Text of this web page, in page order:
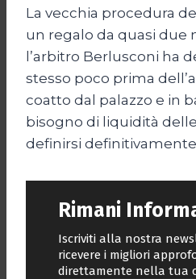
La vecchia procedura
un regalo da quasi due
l’arbitro Berlusconi ha
stesso poco prima
coatto dal palazzo e in
bisogno di liquidità
definirsi
Rimani
Iscriviti alla nostra
ricevere i migliori
direttamente nella tua